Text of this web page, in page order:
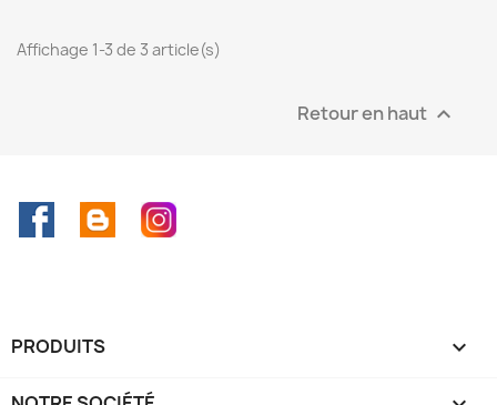
Affichage 1-3 de 3 article(s)
Retour en haut 
FacebookRss Instagram
PRODUITS 